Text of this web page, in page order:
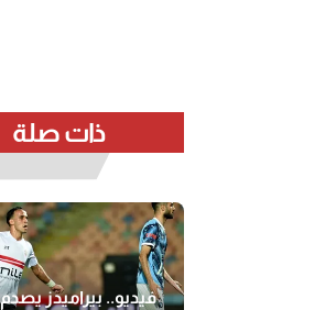
ذات صلة
فيديو.. بيراميدز يصدم